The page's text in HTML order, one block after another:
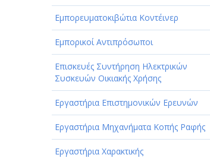
Εμπορευματοκιβώτια Κοντέινερ
Εμπορικοί Αντιπρόσωποι
Επισκευές Συντήρηση Ηλεκτρικών
Συσκευών Οικιακής Χρήσης
Εργαστήρια Επιστημονικών Ερευνών
Εργαστήρια Μηχανήματα Κοπής Ραφής
Εργαστήρια Χαρακτικής